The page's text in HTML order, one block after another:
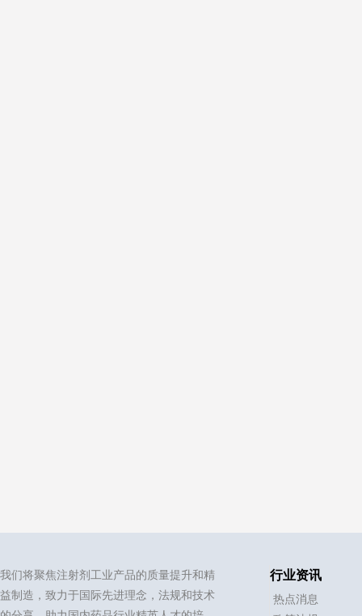
我们将聚焦注射剂工业产品的质量提升和精
益制造，致力于国际先进理念，法规和技术
行业资讯
热点消息